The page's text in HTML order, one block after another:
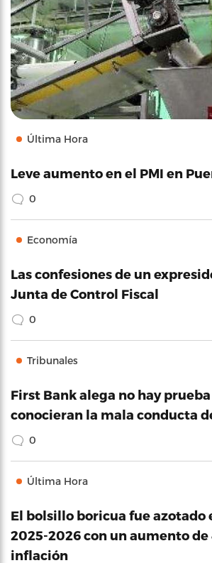
Última Hora
Leve aumento en el PMI en
0
Economía
Las confesiones de un
Junta de Control Fiscal
0
Tribunales
First Bank alega no hay
conocieran la mala conducta
0
Última Hora
El bolsillo boricua fue azotado
2025-2026 con un aumento de
inflación